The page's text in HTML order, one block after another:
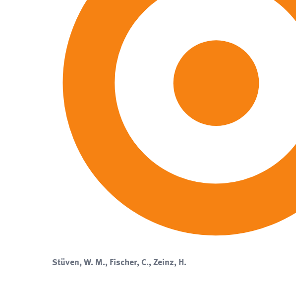
Stüven, W. M., Fischer, C., Zeinz, H.